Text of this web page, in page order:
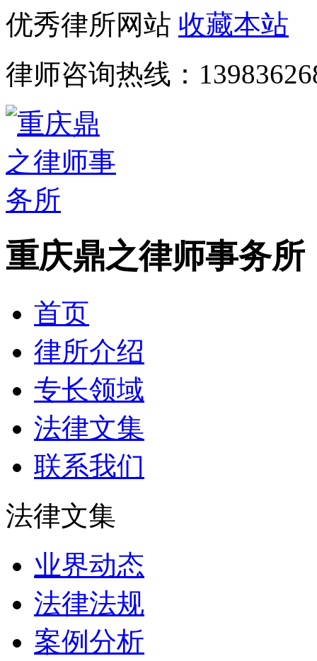
优秀律所网站 收藏本站
律师咨询热线：
重庆鼎之律师事务所
首页
律所介绍
专长领域
法律文集
联系我们
法律文集
业界动态
法律法规
案例分析